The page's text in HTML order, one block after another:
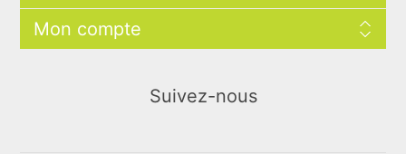
Mon compte
Suivez-nous